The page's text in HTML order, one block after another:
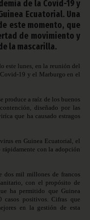
de la Covid-19 y
Ecuatorial. Una
este momento, que
de movimiento y
la mascarilla.
este lunes, en la reunión del
19 y el Marburgo en el
produce a raíz de los buenos
diseñado por las
que ha causado estragos
en Guinea Ecuatorial, el
con la adopción
dos mil millones de francos
con el propósito de
ha permitido que Guinea
casos positivos. Cifras que
en la gestión de esta